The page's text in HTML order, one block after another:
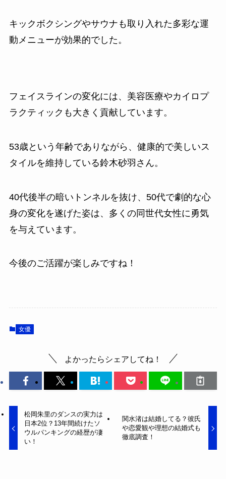
キックボクシングやサウナも取り入れた多彩な運
動メニューが効果的でした。
フェイスラインの変化には、美容医療やカイロプ
ラクティックも大きく貢献しています。
53歳という年齢でありながら、健康的で美しいス
タイルを維持している鈴木砂羽さん。
40代後半の暗いトンネルを抜け、50代で劇的な心
身の変化を遂げた姿は、多くの同世代女性に勇気
を与えています。
今後のご活躍が楽しみですね！
女優
よかったらシェアしてね！
松岡朱里のダンスの実力は
日本2位？13年間続けたソ
ウルパンキングの経歴が凄
い！
関水渚は結婚してる？彼氏
や恋愛観や理想の結婚式も
徹底調査！